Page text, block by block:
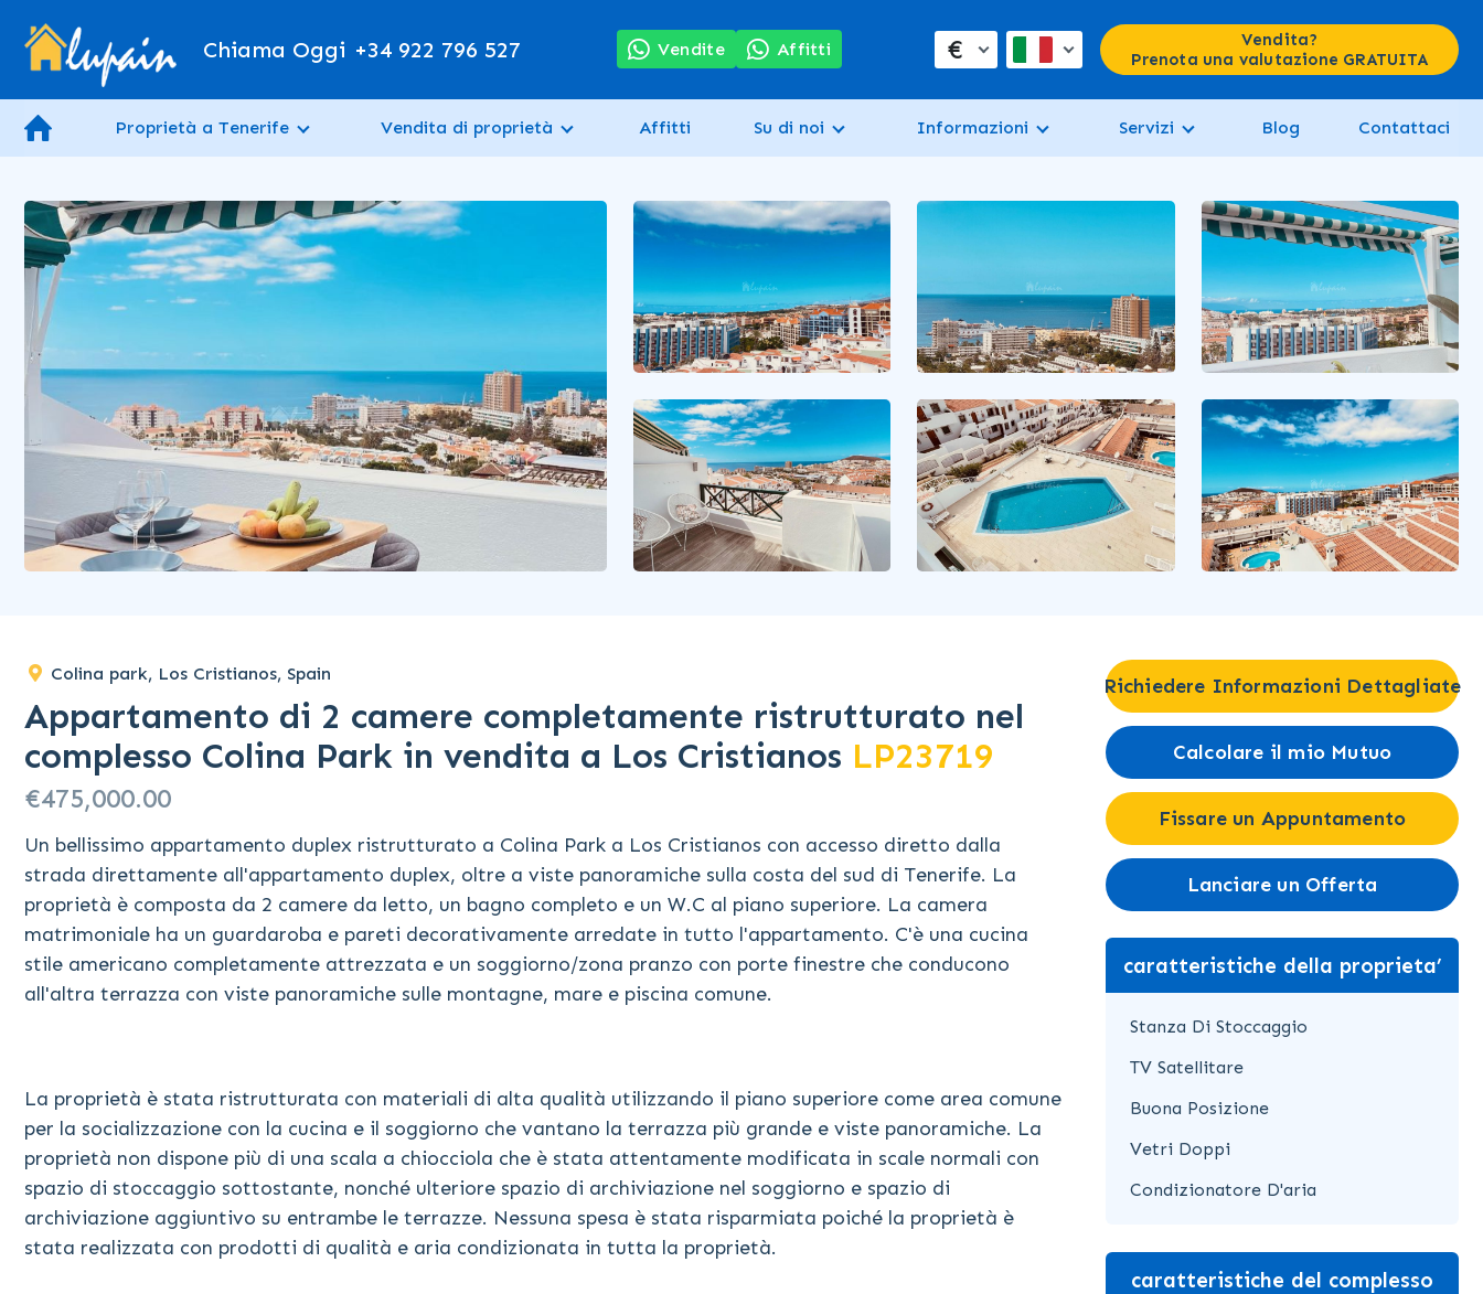
Chiama Oggi +34 922 796 527 Vendite Affitti €
Vendita?
Prenota una valutazione GRATUITA
Proprietà a Tenerife Vendita di proprietà Affitti Su di noi Informazioni Servizi Blog Contattaci
Colina park, Los Cristianos, Spain
Appartamento di 2 camere completamente ristrutturato nel
complesso Colina Park in vendita a Los Cristianos LP23719
€475,000.00
Un bellissimo appartamento duplex ristrutturato a Colina Park a Los Cristianos con accesso diretto dalla
strada direttamente all'appartamento duplex, oltre a viste panoramiche sulla costa del sud di Tenerife. La
proprietà è composta da 2 camere da letto, un bagno completo e un W.C al piano superiore. La camera
matrimoniale ha un guardaroba e pareti decorativamente arredate in tutto l'appartamento. C'è una cucina
stile americano completamente attrezzata e un soggiorno/zona pranzo con porte finestre che conducono
all'altra terrazza con viste panoramiche sulle montagne, mare e piscina comune.
La proprietà è stata ristrutturata con materiali di alta qualità utilizzando il piano superiore come area comune
per la socializzazione con la cucina e il soggiorno che vantano la terrazza più grande e viste panoramiche. La
proprietà non dispone più di una scala a chiocciola che è stata attentamente modificata in scale normali con
spazio di stoccaggio sottostante, nonché ulteriore spazio di archiviazione nel soggiorno e spazio di
archiviazione aggiuntivo su entrambe le terrazze. Nessuna spesa è stata risparmiata poiché la proprietà è
stata realizzata con prodotti di qualità e aria condizionata in tutta la proprietà.
Richiedere Informazioni Dettagliate
Calcolare il mio Mutuo
Fissare un Appuntamento
Lanciare un Offerta
caratteristiche della proprieta’
Stanza Di Stoccaggio
TV Satellitare
Buona Posizione
Vetri Doppi
Condizionatore D'aria
caratteristiche del complesso